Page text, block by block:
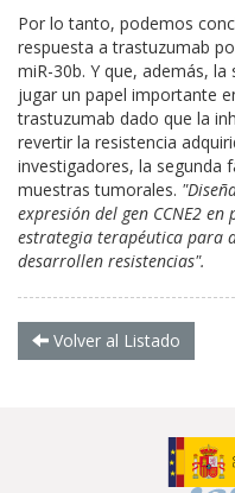
Por lo tanto, podemos
respuesta a trastuzumab
miR-30b. Y que, además,
jugar un papel importante
trastuzumab dado que la
revertir la resistencia
investigadores, la segunda
muestras tumorales.
expresión del gen CCNE2
estrategia terapéutica para
desarrollen resistencias".
Volver al Listado